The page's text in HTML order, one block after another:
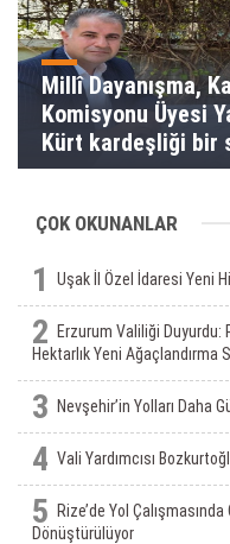
Millî Dayanışma,
Komisyonu Üyesi Yazmacı:
Kürt kardeşliği bir
toprakların
ÇOK OKUNANLAR
1 Uşak İl Özel İdaresi Yeni
2 Erzurum Valiliği Duyurdu:
Hektarlık Yeni Ağaçlandırma
3 Nevşehir’in Yolları Daha
4 Vali Yardımcısı
5 Rize’de Yol
Dönüştürülüyor